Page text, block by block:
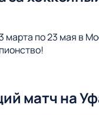
по 23 мая в
матч на